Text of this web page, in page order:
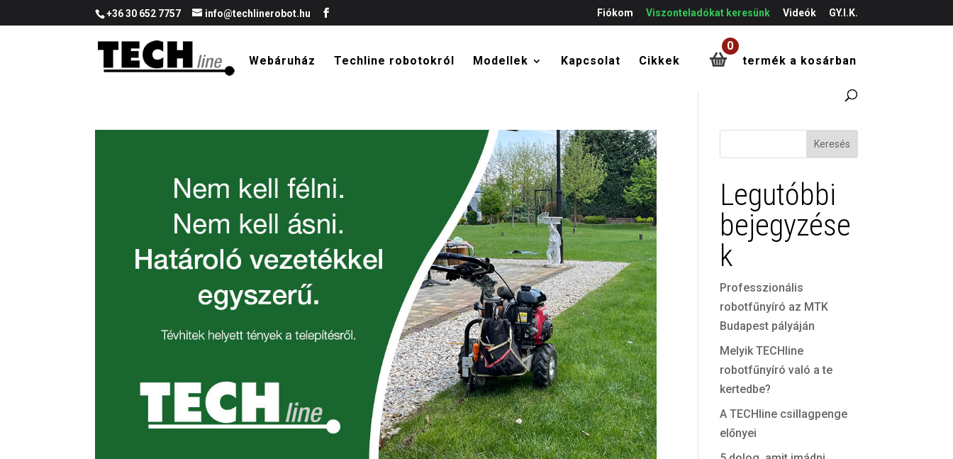
+36 30 652 7757 info@techlinerobot.hu Fiókom Viszonteladókat keresünk Videók GY.I.K.
Webáruház Techline robotokról Modellek Kapcsolat Cikkek
0
termék a kosárban
Keresés
Legutóbbi
bejegyzése
k
Professzionális
robotfűnyíró az MTK
Budapest pályáján
Melyik TECHline
robotfűnyíró való a te
kertedbe?
A TECHline csillagpenge
előnyei